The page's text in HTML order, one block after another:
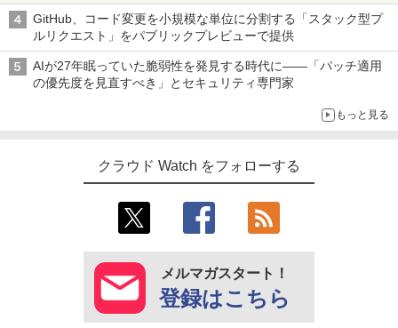
GitHub、コード変更を小規模な単位に分割する「スタック型プ
ルリクエスト」をパブリックプレビューで提供
AIが27年眠っていた脆弱性を発見する時代に――「パッチ適用
の優先度を見直すべき」とセキュリティ専門家
もっと見る
クラウド Watch をフォローする
メルマガスタート！
登録はこちら